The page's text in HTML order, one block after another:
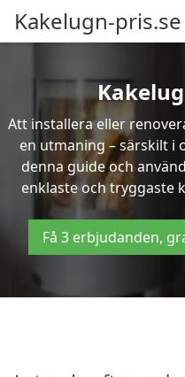
Kakelugn-pris.se
Att installera eller
en utmaning – särskilt i
denna guide och
enklaste och tryggaste
Få 3 erbjudanden,